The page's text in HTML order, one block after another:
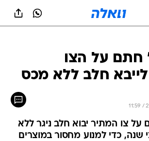
חתם על הצו
חלב ללא מכס
צו המתיר יבוא חלב ניגר ללא
כדי למנוע מחסור במוצרים